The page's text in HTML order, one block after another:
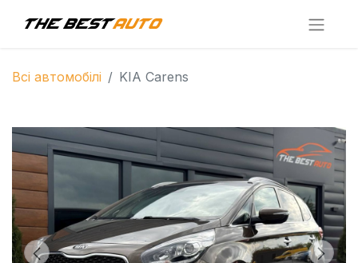
Всі автомобілі KIA Carens